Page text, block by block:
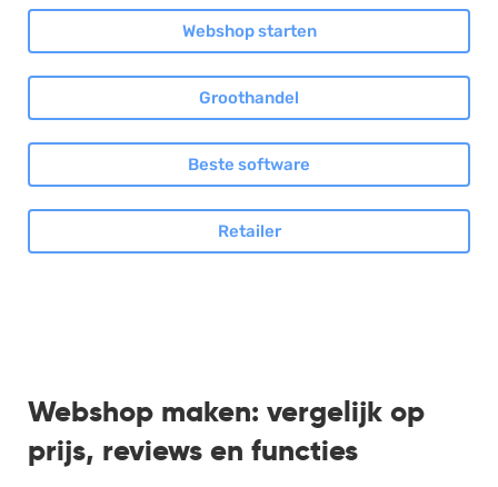
Webshop starten
Groothandel
Beste software
Retailer
Webshop maken: vergelijk op
prijs, reviews en functies